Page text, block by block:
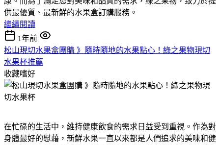
供最優質、最新鮮的水果盒訂購服務。
繼續閱讀
1年前
松山現切水果盒團購 》隨時隨地的水果點心！綠之果物現切
水果杯推薦
收藏嗜好
在忙碌的生活中，維持健康飲食的需求日益受到重視。作為對
身體最好的慰藉，新鮮水果一直以來都是人們追求的美味和健